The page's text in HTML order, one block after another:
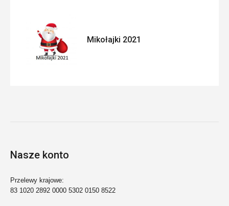
Mikołajki 2021
Nasze konto
Przelewy krajowe:
83 1020 2892 0000 5302 0150 8522